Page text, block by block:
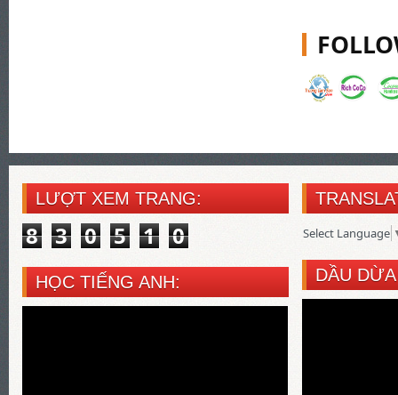
LƯỢT XEM TRANG:
8 3 0 5 1 0
HỌC TIẾNG ANH:
Select Language
DẦU